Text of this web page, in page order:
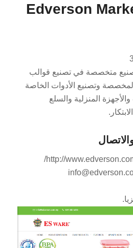
2. Edverson
متخصصة في تصنيع قوالب
وتصنيع الأدوات الخاصة
المنزلية والسلع